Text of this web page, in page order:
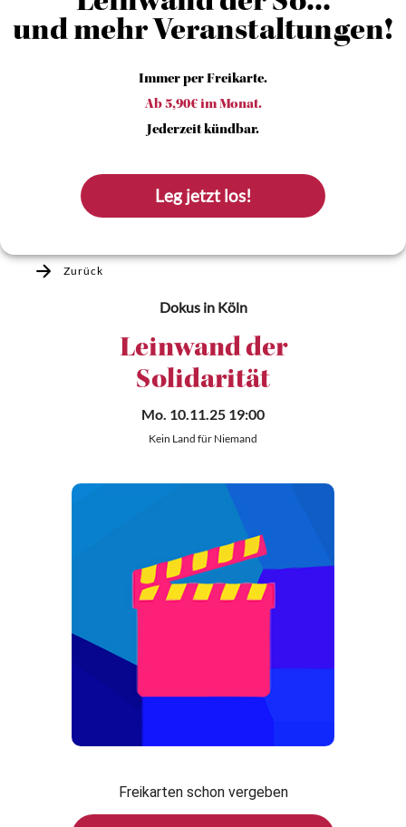
und mehr Veranstaltungen!
Immer per Freikarte.
Ab 5,90€ im Monat.
Jederzeit kündbar.
Leg jetzt los!
Zurück
Dokusin Köln
Leinwand der
Solidarität
Mo. 10.11.25 19:00
Kein Land für Niemand
Freikarten schon vergeben